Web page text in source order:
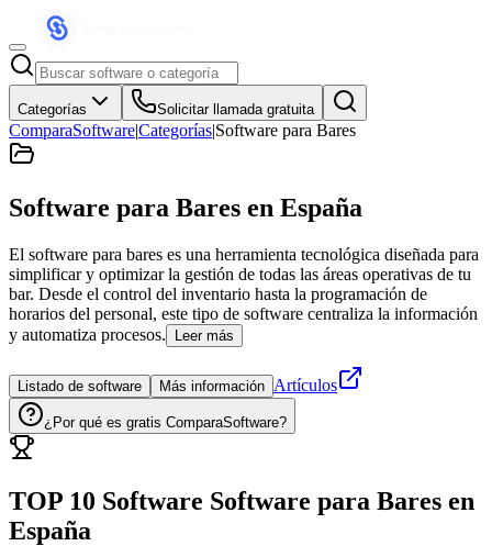
Categorías Solicitar llamada gratuita
ComparaSoftware|Categorías|Software para Bares
Software para Bares en España
El software para bares es una herramienta tecnológica diseñada para
simplificar y optimizar la gestión de todas las áreas operativas de tu
bar. Desde el control del inventario hasta la programación de
horarios del personal, este tipo de software centraliza la información
y automatiza procesos.
Leer más
Listado de software Más información Artículos
¿Por qué es gratis ComparaSoftware?
TOP 10 Software Software para Bares en
España